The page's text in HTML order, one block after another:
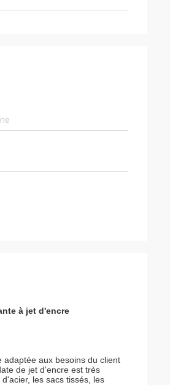
à jet d'encre
aux besoins du client
de jet d'encre est très
les sacs tissés, les